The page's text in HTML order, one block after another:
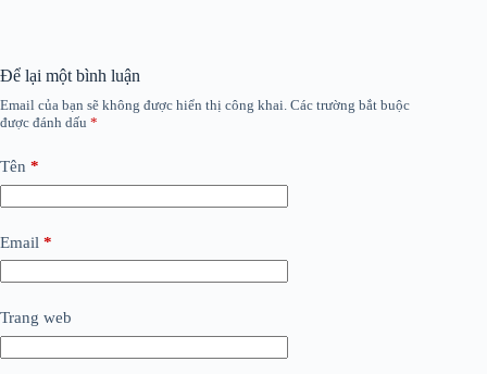
Để lại một bình luận
Email của bạn sẽ không được hiển thị công khai. Các trường bắt buộc
được đánh dấu *
Tên *
Email *
Trang web